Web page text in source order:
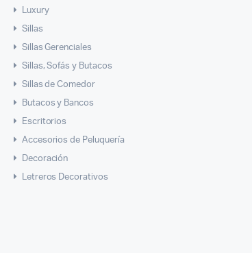
Luxury
Sillas
Sillas Gerenciales
Sillas, Sofás y Butacos
Sillas de Comedor
Butacos y Bancos
Escritorios
Accesorios de Peluquería
Decoración
Letreros Decorativos